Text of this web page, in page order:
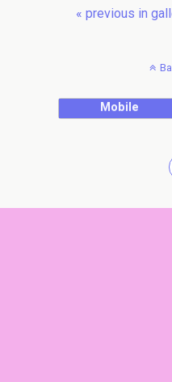
« previous in
Mobile